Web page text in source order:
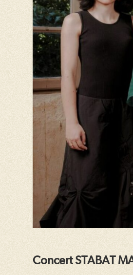
Concert STABAT